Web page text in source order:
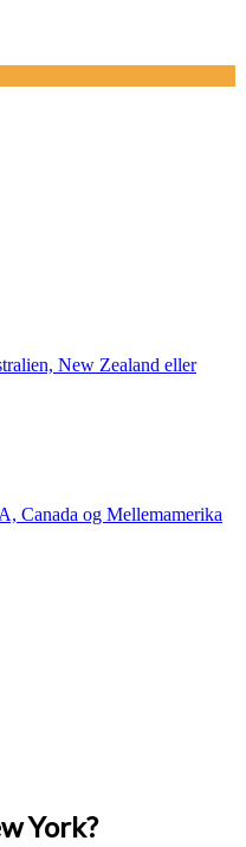
New Zealand eller
Canada og Mellemamerika
York?